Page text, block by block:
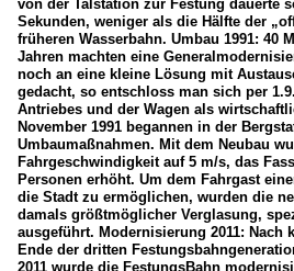
von der Talstation zur Festung dauerte
Sekunden, weniger als die Hälfte der
früheren Wasserbahn. Umbau 1991: 40
Jahren machten eine
noch an eine kleine Lösung mit
gedacht, so entschloss man sich per
Antriebes und der Wagen als
November 1991 begannen in der
Umbaumaßnahmen. Mit dem Neubau
Fahrgeschwindigkeit auf 5 m/s, das
Personen erhöht. Um dem Fahrgast
die Stadt zu ermöglichen, wurden die
damals größtmöglicher Verglasung,
ausgeführt. Modernisierung 2011: Nach
Ende der dritten
2011 wurde die FestungsBahn